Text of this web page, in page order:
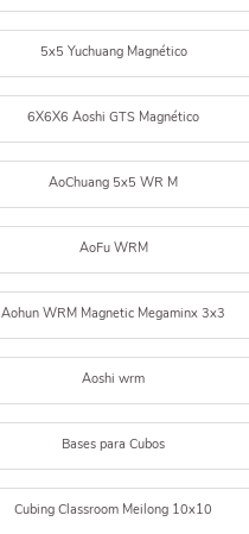
5x5 Yuchuang Magnético
6X6X6 Aoshi GTS Magnético
AoChuang 5x5 WR M
AoFu WRM
Aohun WRM Magnetic Megaminx 3x3
Aoshi wrm
Bases para Cubos
Cubing Classroom Meilong 10x10